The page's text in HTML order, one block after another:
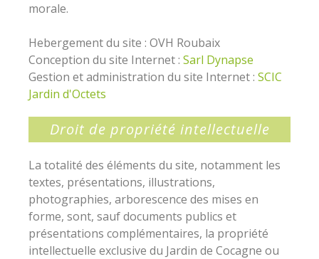
morale.
Hebergement du site : OVH Roubaix
Conception du site Internet : Sarl Dynapse
Gestion et administration du site Internet : SCIC
Jardin d'Octets
Droit de propriété intellectuelle
La totalité des éléments du site, notamment les
textes, présentations, illustrations,
photographies, arborescence des mises en
forme, sont, sauf documents publics et
présentations complémentaires, la propriété
intellectuelle exclusive du Jardin de Cocagne ou